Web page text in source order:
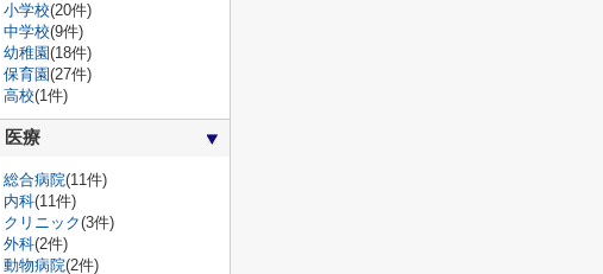
小学校(20件)
中学校(9件)
幼稚園(18件)
保育園(27件)
高校(1件)
医療
総合病院(11件)
内科(11件)
クリニック(3件)
外科(2件)
動物病院(2件)